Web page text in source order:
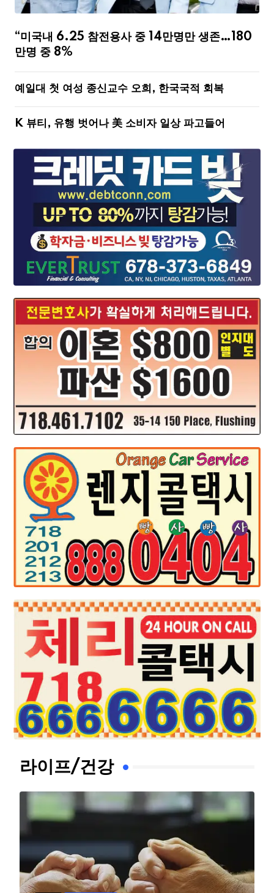
“미국내 6.25 참전용사 중 14만명만 생존…180
만명 중 8%
예일대 첫 여성 종신교수 오희, 한국국적 회복
K 뷰티, 유행 벗어나 美 소비자 일상 파고들어
라이프/건강